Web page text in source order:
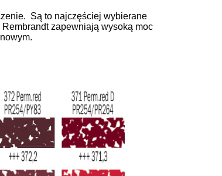
Są to najczęściej wybierane
zapewniają wysoką moc